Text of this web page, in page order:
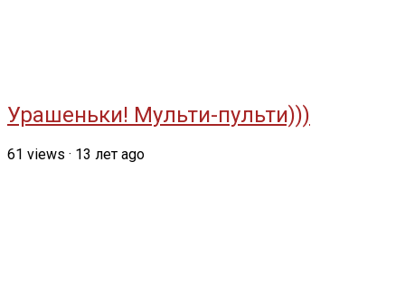
Урашеньки! Мульти-пульти)))
61 views · 13 лет ago